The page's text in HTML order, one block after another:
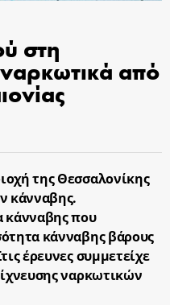
στη
από
της Θεσσαλονίκης
κάνναβης.
κάνναβης που
κάνναβης βάρους
έρευνες συμμετείχε
ναρκωτικών